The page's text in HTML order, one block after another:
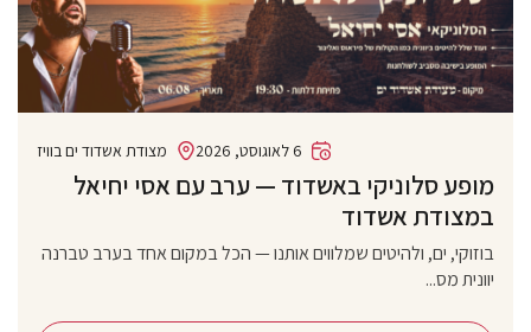
מצודת אשדוד ים בוויז 6 לאוגוסט, 2026
מופע סלוניקי באשדוד — ערב עם אסי יחיאל
במצודת אשדוד
בוזוקי, ים, ולהיטים שמלווים אותנו — הכל במקום אחד בערב טברנה
יוונית מס...